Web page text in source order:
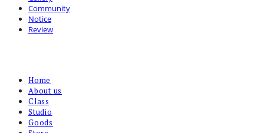
Community
Notice
Review
Home
About us
Class
Studio
Goods